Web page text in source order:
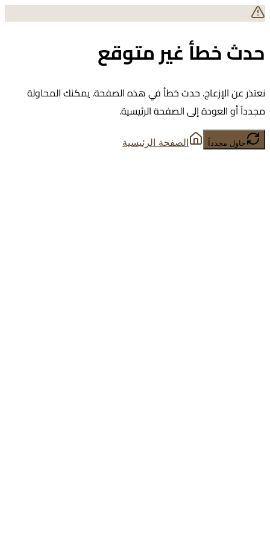
حدث خطأ غير متوقع
نعتذر عن الإزعاج. حدث خطأ في هذه الصفحة. يمكنك المحاولة
مجدداً أو العودة إلى الصفحة الرئيسية.
حاول مجدداً الصفحة الرئيسية